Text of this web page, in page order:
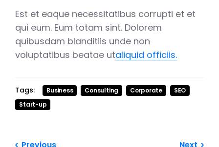
Est et eaque necessitatibus corrupti et et
qui eum. Eum totam sint. Dolorem
quibusdam blanditiis unde non
voluptatibus beatae utaliquid officiis.
Tags: Business Consulting Corporate
SEO
Start-up